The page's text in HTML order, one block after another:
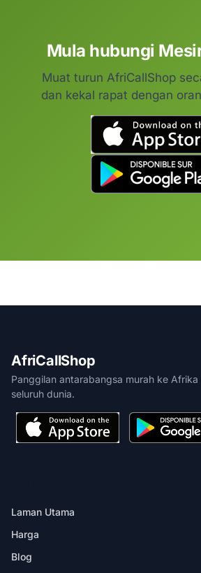
Mula hubungi
Muat turun AfriCallShop
dan kekal rapat dengan
AfriCallShop
Panggilan antarabangsa murah ke Afrika
seluruh dunia.
Laman Utama
Harga
Blog